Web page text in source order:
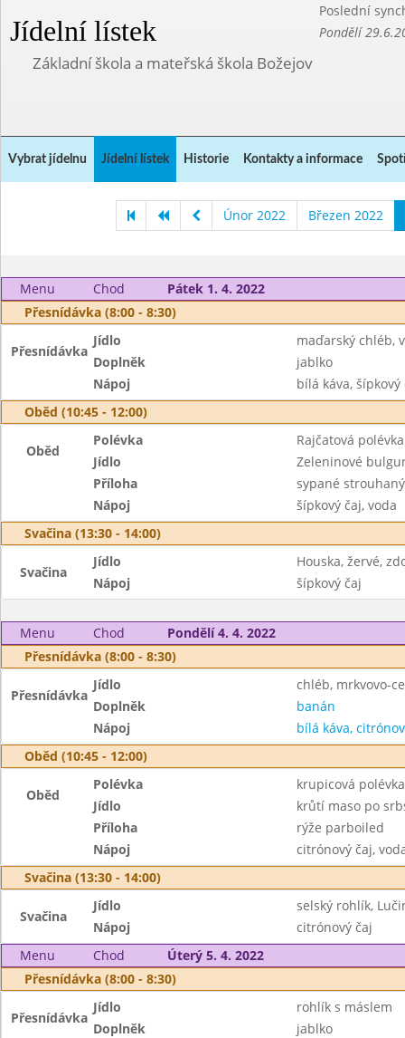
Jídelní lístek
Poslední
Pondělí
Základní škola a mateřská škola Božejov
Vybrat jídelnu Jídelní lístek Historie Kontakty a informace
Únor 2022 Březen 2022
Menu Chod
Pátek 1. 4. 2022
Přesnídávka (8:00 - 8:30)
Přesnídávka
Jídlo
maďarský chléb,
Doplněk
jablko
Nápoj
bílá káva, šípkový
Oběd (10:45 - 12:00)
Oběd
Polévka
Rajčatová
Jídlo
Zeleninové
Příloha
sypané
Nápoj
šípkový čaj, voda
Svačina (13:30 - 14:00)
Svačina
Jídlo
Houska, žervé,
Nápoj
šípkový čaj
Menu Chod
Pondělí 4. 4. 2022
Přesnídávka (8:00 - 8:30)
Přesnídávka
Jídlo
chléb, mrkvovo-
Doplněk
banán
Nápoj
bílá káva,
Oběd (10:45 - 12:00)
Oběd
Polévka
krupicová
Jídlo
krůtí maso po
Příloha
rýže parboiled
Nápoj
citrónový čaj,
Svačina (13:30 - 14:00)
Svačina
Jídlo
selský rohlík,
Nápoj
citrónový čaj
Menu
Chod
Úterý 5. 4. 2022
Přesnídávka (8:00 - 8:30)
Přesnídávka
Jídlo
rohlík s máslem
Doplněk
jablko